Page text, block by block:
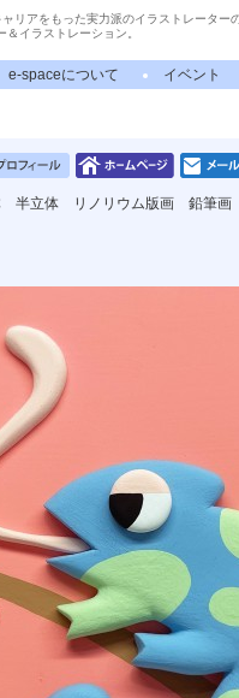
リアをもった実力派のイラストレーター
イラストレーション。
e-spaceについて イベント
半立体 リノリウム版画 鉛筆画